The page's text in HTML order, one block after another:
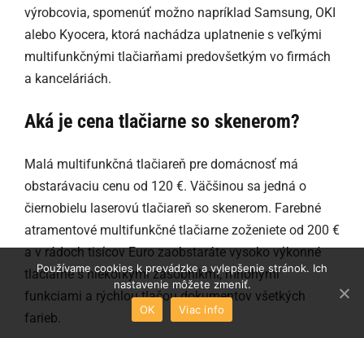
výrobcovia, spomenúť možno napríklad Samsung, OKI
alebo Kyocera, ktorá nachádza uplatnenie s veľkými
multifunkčnými tlačiarňami predovšetkým vo firmách
a kanceláriách.
Aká je cena tlačiarne so skenerom?
Malá multifunkčná tlačiareň pre domácnosť má
obstarávaciu cenu od 120 €. Väčšinou sa jedná o
čiernobielu laserovú tlačiareň so skenerom. Farebné
atramentové multifunkčné tlačiarne zoženiete od 200 €
a v rádoch tisícov Euro zaobstaráte vysoko výkonné
tlačiarne s niekoľkými zásobníkmi, mnohými
funkciami a rýchlou tlačou dokumentov všetkých
farieb.
Používame cookies k prevádzke a vylepšenie stránok. Ich
nastavenie môžete zmeniť.
OK
Viac info